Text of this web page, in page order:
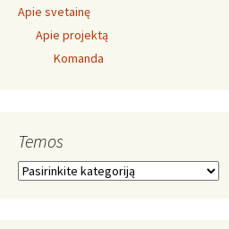
Apie svetainę
Apie projektą
Komanda
Temos
Temos